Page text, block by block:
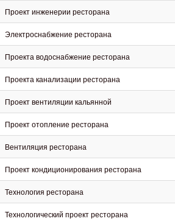
Проект инженерии ресторана
Электроснабжение ресторана
Проекта водоснабжение ресторана
Проекта канализации ресторана
Проект вентиляции кальянной
Проект отопление ресторана
Вентиляция ресторана
Проект кондиционирования ресторана
Технология ресторана
Технологический проект ресторана